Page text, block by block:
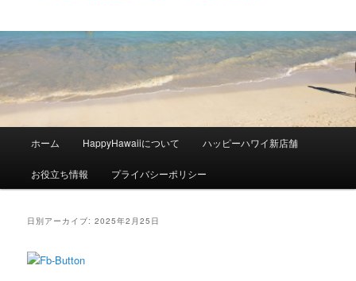
メ
イ
サ
ブ
ホーム HappyHawaiiについて ハッピーハワイ新店舗
お役立ち情報 プライバシーポリシー
日別アーカイブ:2025年2月25日